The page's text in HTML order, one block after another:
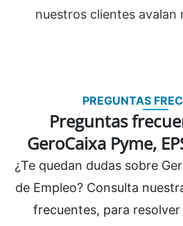
nuestros clientes avalan
PREGUNTAS
Preguntas
GeroCaixa Pyme,
¿Te quedan dudas sobre
de Empleo? Consulta
frecuentes, para